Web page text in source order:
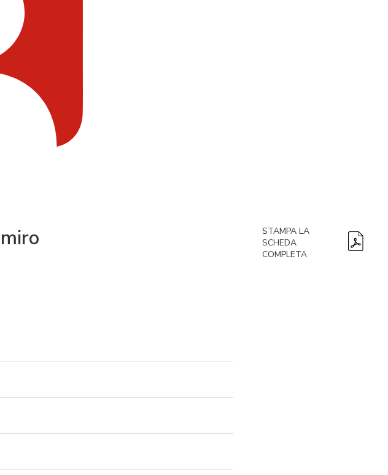
STAMPA LA
SCHEDA
COMPLETA